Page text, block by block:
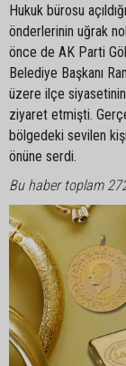
Hukuk bürosu
önderlerinin uğrak
önce de AK Parti
Belediye Başkanı
üzere ilçe siyasetinin
ziyaret etmişti.
bölgedeki sevilen
önüne serdi.
Bu haber toplam